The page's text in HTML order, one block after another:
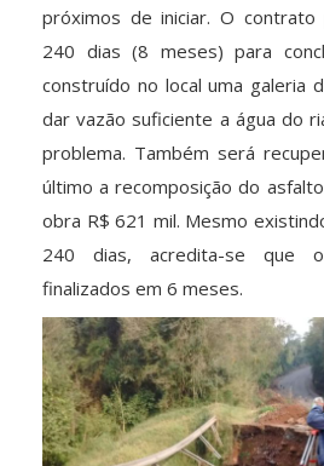
próximos de iniciar. O
240 dias (8 meses) para
construído no local uma galeria
dar vazão suficiente a água do
problema. Também será
último a recomposição do
obra R$ 621 mil. Mesmo
240 dias, acredita-se que
finalizados em 6 meses.